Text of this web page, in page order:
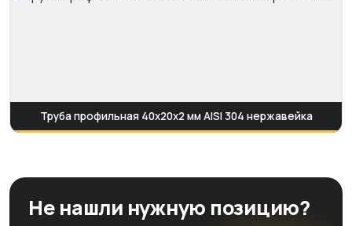
Труба профильная 40х20х2 мм AISI 304 нержавейка
Не нашли нужную позицию?